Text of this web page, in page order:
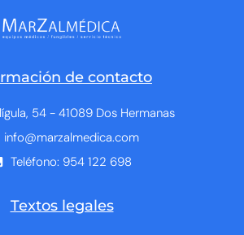
de contacto
54 - 41089 Dos Hermanas
info@marzalmedica.com
Teléfono: 954 122 698
Textos legales